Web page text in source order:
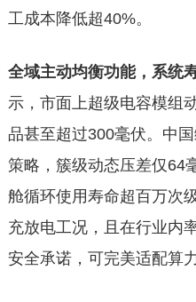
工成本降低超40%。
全域主动均衡功能，系统
示，市面上超级电容模组
品甚至超过300毫伏。中
策略，簇级动态压差仅64
舱循环使用寿命超百万次
充放电工况，且在行业内
安全承诺，可完美适配算